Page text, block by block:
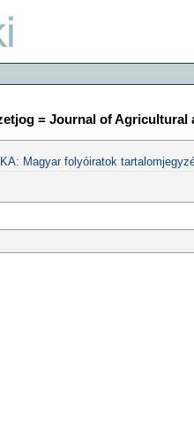
= Journal of Agricultural
Magyar folyóiratok